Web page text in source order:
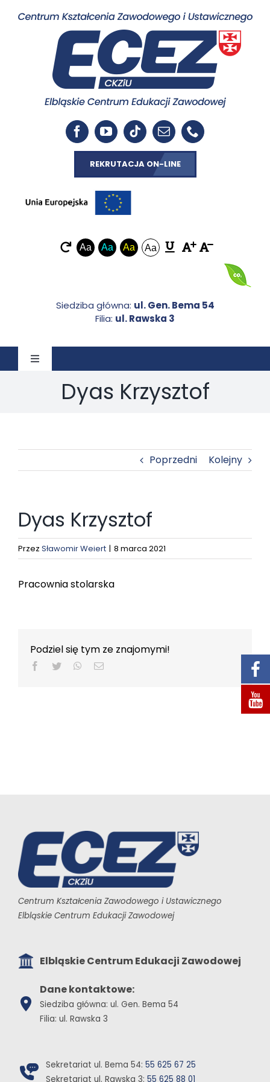
REKRUTACJA ON-LINE
Aa Aa Aa Aa
Siedziba główna: ul. Gen. Bema 54
Filia: ul. Rawska 3
Toggle
Navigation
STRONA GŁÓWNA
AKTUALNOŚCI
DOKUMENTY DO POBRANIA
STACJA KONTROLI POJAZDÓW
KONTAKT
Dyas Krzysztof
Poprzedni Kolejny
Dyas Krzysztof
Przez Sławomir Weiert | 8 marca 2021
Pracownia stolarska
Podziel się tym ze znajomymi!
Facebook
Twitter WhatsApp
Email
Centrum Kształcenia Zawodowego i Ustawicznego
Elbląskie Centrum Edukacji Zawodowej
Elbląskie Centrum Edukacji Zawodowej
Dane kontaktowe:
Siedziba główna: ul. Gen. Bema 54
Filia: ul. Rawska 3
Sekretariat ul. Bema 54: 55 625 67 25
Sekretariat ul. Rawska 3: 55 625 88 01